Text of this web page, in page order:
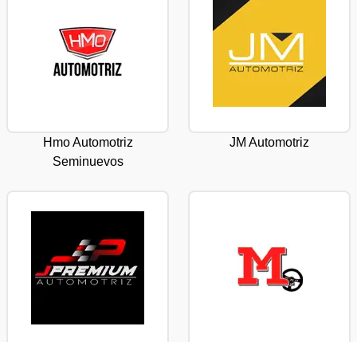
Hmo Automotriz
Seminuevos
JM Automotriz